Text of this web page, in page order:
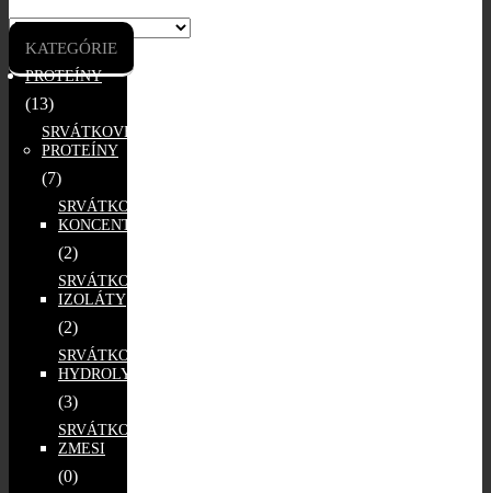
KATEGÓRIE
PROTEÍNY
(13)
SRVÁTKOVÉ
PROTEÍNY
(7)
SRVÁTKOVÉ
KONCENTRÁTY
(2)
SRVÁTKOVÉ
IZOLÁTY
(2)
SRVÁTKOVÉ
HYDROLYZÁTY
(3)
SRVÁTKOVÉ
ZMESI
(0)